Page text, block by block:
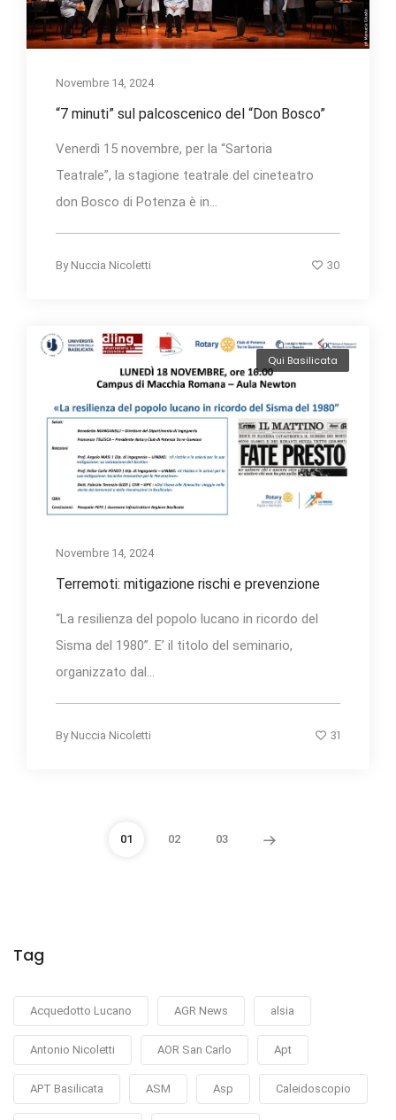
Novembre 14, 2024
“7 minuti” sul palcoscenico del “Don Bosco”
Venerdì 15 novembre, per la “Sartoria
Teatrale”, la stagione teatrale del cineteatro
don Bosco di Potenza è in...
By Nuccia Nicoletti 30
Qui Basilicata
Novembre 14, 2024
Terremoti: mitigazione rischi e prevenzione
“La resilienza del popolo lucano in ricordo del
Sisma del 1980”. E’ il titolo del seminario,
organizzato dal...
By Nuccia Nicoletti 31
01 02 03
Tag
Acquedotto Lucano AGR News alsia
Antonio Nicoletti AOR San Carlo Apt
APT Basilicata ASM Asp Caleidoscopio